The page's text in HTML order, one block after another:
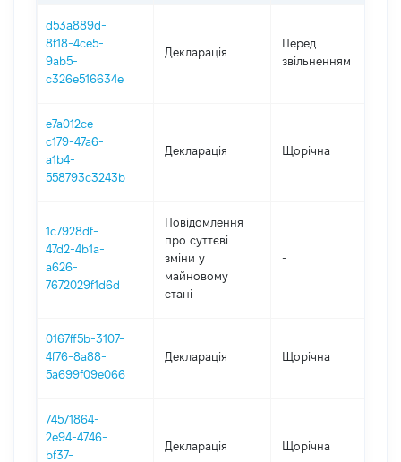
d53a889d-
8f18-4ce5-
9ab5-
c326e516634e
Декларація
Перед
звільненням
e7a012ce-
c179-47a6-
a1b4-
558793c3243b
Декларація Щорічна
1c7928df-
47d2-4b1a-
a626-
7672029f1d6d
Повідомлення
про суттєві
зміни y
майновому
стані
-
0167ff5b-3107-
4f76-8a88-
5a699f09e066
Декларація Щорічна
74571864-
2e94-4746-
bf37-
Декларація Щорічна